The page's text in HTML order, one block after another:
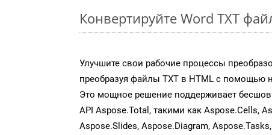
Конвертируйте Word TXT
Улучшите свои рабочие процессы
преобразуя файлы TXT в HTML с помощью
Это мощное решение поддерживает
API Aspose.Total, такими как Aspose.Cells,
Aspose.Slides, Aspose.Diagram,